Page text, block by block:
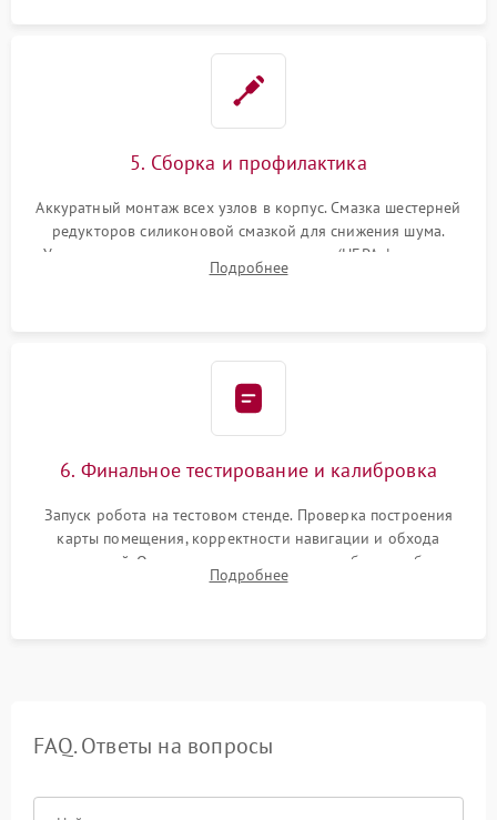
5. Сборка и профилактика
Аккуратный монтаж всех узлов в корпус. Смазка шестерней
редукторов силиконовой смазкой для снижения шума.
Установка новых расходных материалов (HEPA-фильтров,
микрофибры, щеток). Надежная фиксация разъемов и
Подробнее
6. Финальное тестирование и калибровка
Запуск робота на тестовом стенде. Проверка построения
карты помещения, корректности навигации и обхода
препятствий. Оценка силы всасывания и работы турбины.
Тестирование автоматического возврата на док-станцию и
Подробнее
FAQ. Ответы на вопросы